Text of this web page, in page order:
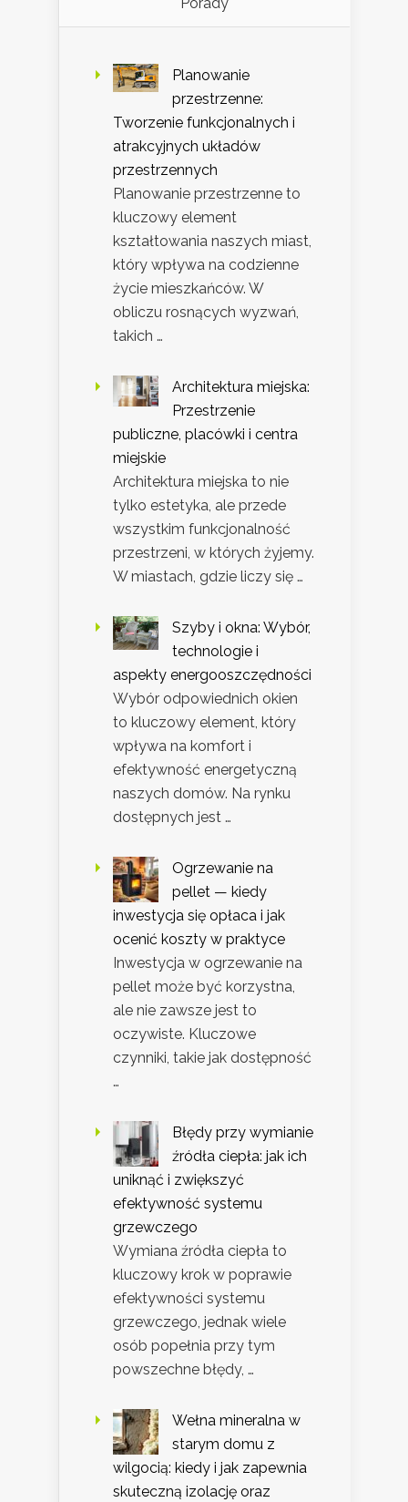
Porady
Planowanie
przestrzenne:
Tworzenie funkcjonalnych i
atrakcyjnych układów
przestrzennych
Planowanie przestrzenne to
kluczowy element
kształtowania naszych miast,
który wpływa na codzienne
życie mieszkańców. W
obliczu rosnących wyzwań,
takich …
Architektura miejska:
Przestrzenie
publiczne, placówki i centra
miejskie
Architektura miejska to nie
tylko estetyka, ale przede
wszystkim funkcjonalność
przestrzeni, w których żyjemy.
W miastach, gdzie liczy się …
Szyby i okna: Wybór,
technologie i
aspekty energooszczędności
Wybór odpowiednich okien
to kluczowy element, który
wpływa na komfort i
efektywność energetyczną
naszych domów. Na rynku
dostępnych jest …
Ogrzewanie na
pellet — kiedy
inwestycja się opłaca i jak
ocenić koszty w praktyce
Inwestycja w ogrzewanie na
pellet może być korzystna,
ale nie zawsze jest to
oczywiste. Kluczowe
czynniki, takie jak dostępność
…
Błędy przy wymianie
źródła ciepła: jak ich
uniknąć i zwiększyć
efektywność systemu
grzewczego
Wymiana źródła ciepła to
kluczowy krok w poprawie
efektywności systemu
grzewczego, jednak wiele
osób popełnia przy tym
powszechne błędy, …
Wełna mineralna w
starym domu z
wilgocią: kiedy i jak zapewnia
skuteczną izolację oraz